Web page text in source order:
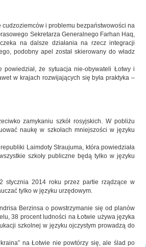
i problemu bezpaństwowości na
Sekretarza Generalnego Farhan Haq,
na dalsze działania na rzecz integracji
podobny apel został skierowany do władz
powiedział, że sytuacja nie-obywateli Łotwy i
w krajach rozwijających się była praktyka –
zamykaniu szkół rosyjskich. W pobliżu
naukę w szkołach mniejszości w języku
Laimdoty Straujuma, która powiedziała
szkoły publiczne będą tylko w języku
stycznia 2014 roku przez partie rządzące w
tylko w języku urzędowym.
Berzinsa o powstrzymanie się od planów
38 procent ludności na Łotwie używa języka
szkolnej w języku ojczystym prowadzą do
na Łotwie nie powtórzy się, ale ślad po